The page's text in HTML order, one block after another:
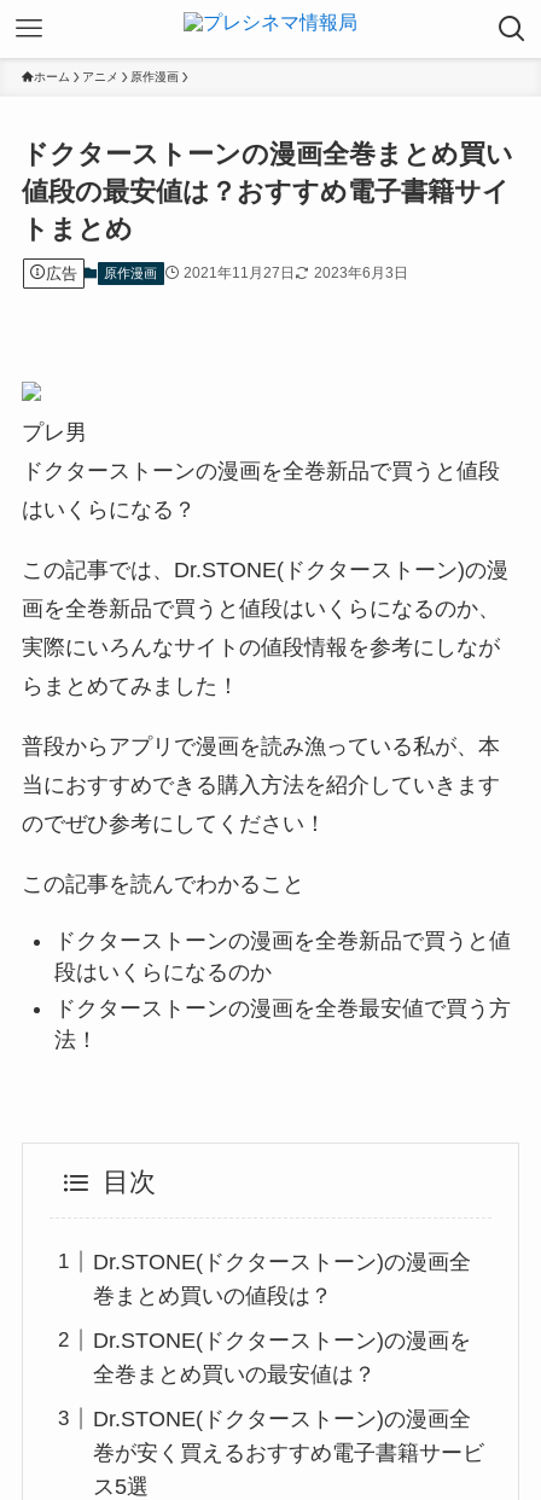
ホーム アニメ 原作漫画
ドクターストーンの漫画全巻まとめ買い
値段の最安値は？おすすめ電子書籍サイ
トまとめ
広告 原作漫画 2021年11月27日 2023年6月3日
プレ男
ドクターストーンの漫画を全巻新品で買うと値段
はいくらになる？
この記事では、Dr.STONE(ドクターストーン)の漫
画を全巻新品で買うと値段はいくらになるのか、
実際にいろんなサイトの値段情報を参考にしなが
らまとめてみました！
普段からアプリで漫画を読み漁っている私が、本
当におすすめできる購入方法を紹介していきます
のでぜひ参考にしてください！
この記事を読んでわかること
ドクターストーンの漫画を全巻新品で買うと値
段はいくらになるのか
ドクターストーンの漫画を全巻最安値で買う方
法！
目次
Dr.STONE(ドクターストーン)の漫画全
巻まとめ買いの値段は？
Dr.STONE(ドクターストーン)の漫画を
全巻まとめ買いの最安値は？
Dr.STONE(ドクターストーン)の漫画全
巻が安く買えるおすすめ電子書籍サービ
ス5選